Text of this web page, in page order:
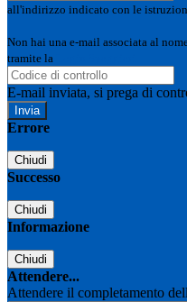
all'indirizzo indicato con le
Non hai una e-mail associata al
tramite la
E-mail inviata, si prega di
Errore
Chiudi
Successo
Chiudi
Informazione
Chiudi
Attendere...
Attendere il completamento